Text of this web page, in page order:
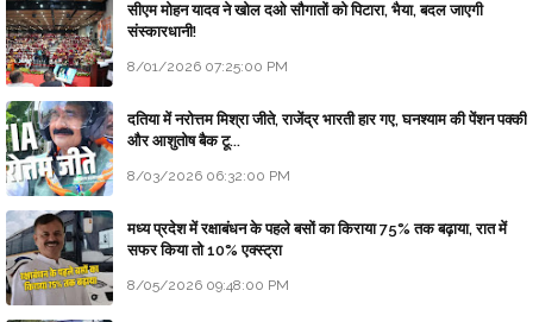
सीएम मोहन यादव ने खोल दओ सौगातों को पिटारा, भैया, बदल जाएगी
संस्कारधानी!
8/01/2026 07:25:00 PM
दतिया में नरोत्तम मिश्रा जीते, राजेंद्र भारती हार गए, घनश्याम की पेंशन पक्की
और आशुतोष बैक टू...
8/03/2026 06:32:00 PM
मध्य प्रदेश में रक्षाबंधन के पहले बसों का किराया 75% तक बढ़ाया, रात में
सफर किया तो 10% एक्स्ट्रा
8/05/2026 09:48:00 PM